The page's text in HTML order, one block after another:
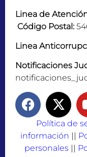
Linea de
Código Postal:
Linea
Notificaciones
Política de
información ||
personales ||